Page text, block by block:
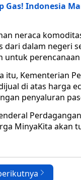
Gas! Indonesia
neraca
dari dalam negeri
untuk perencanaan
itu, Kementerian
di atas harga
penyaluran
MinyaKita akan